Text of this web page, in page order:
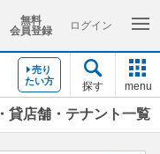
無料
会員登録
ログイン
売り
たい方
探す menu
貸店舗・テナント一覧